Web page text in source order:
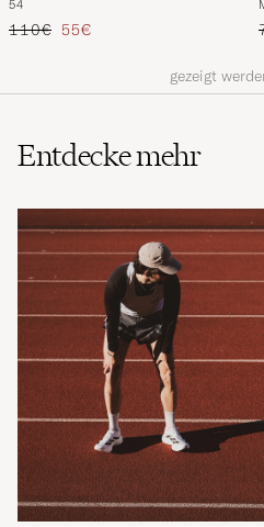
54
Regulärer Preis
110€ Reduzierter Preis
55€
gezeigt
Entdecke mehr